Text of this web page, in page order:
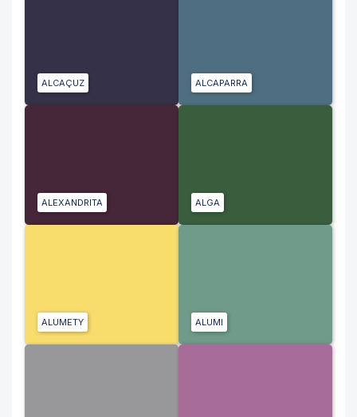
ALCAÇUZ ALCAPARRA
ALEXANDRITA ALGA
ALUMETY ALUMI